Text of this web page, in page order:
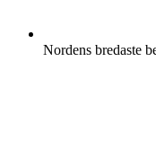
Nordens bredaste